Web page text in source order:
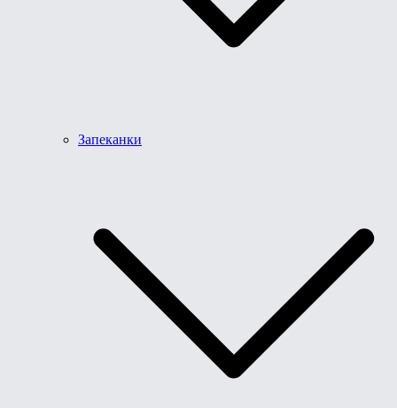
Запеканки